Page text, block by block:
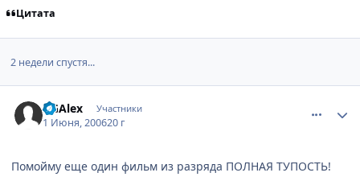
Цитата
2 недели спустя...
DGAlex Участники
1 Июня, 200620 г
Помойму еще один фильм из разряда ПОЛНАЯ ТУПОСТЬ!